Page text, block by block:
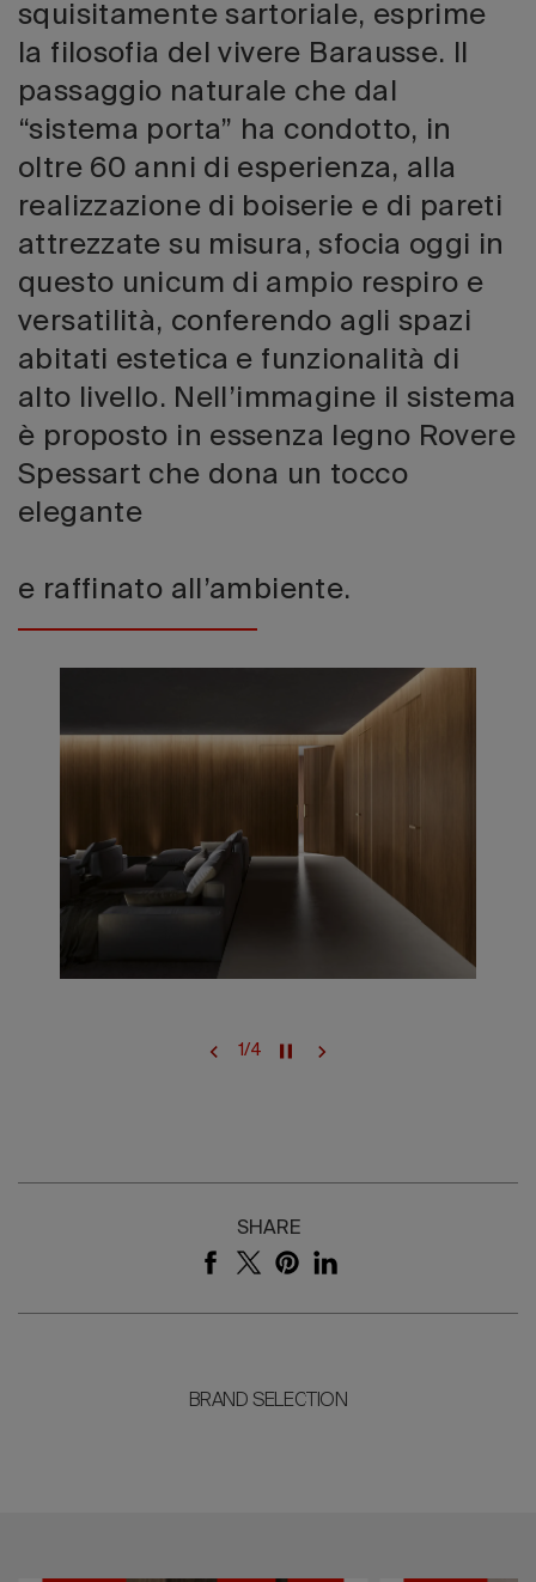
squisitamente sartoriale, esprime
la filosofia del vivere Barausse. Il
passaggio naturale che dal
“sistema porta” ha condotto, in
oltre 60 anni di esperienza, alla
realizzazione di boiserie e di pareti
attrezzate su misura, sfocia oggi in
questo unicum di ampio respiro e
versatilità, conferendo agli spazi
abitati estetica e funzionalità di
alto livello. Nell’immagine il sistema
è proposto in essenza legno Rovere
Spessart che dona un tocco
elegante
e raffinato all’ambiente.
1/4
SHARE
BRAND SELECTION